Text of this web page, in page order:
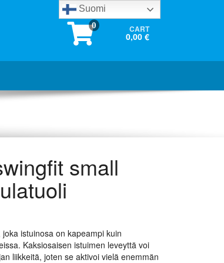
0 CART
0,00 €
small
istuinosa on kapeampi kuin
Kaksiosaisen istuimen leveyttä voi
liikkeitä, joten se aktivoi vielä enemmän
Suomi